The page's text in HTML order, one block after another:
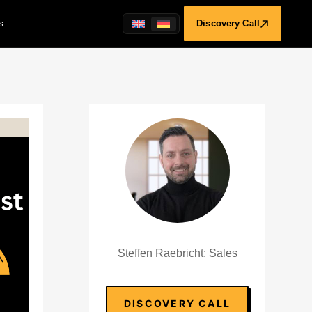
Discovery Call
Steffen Raebricht: Sales
DISCOVERY CALL